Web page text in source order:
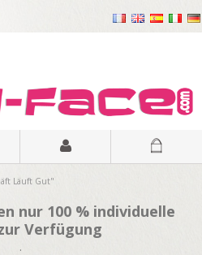
Läuft Gut"
nur 100 % individuelle
Verfügung
.